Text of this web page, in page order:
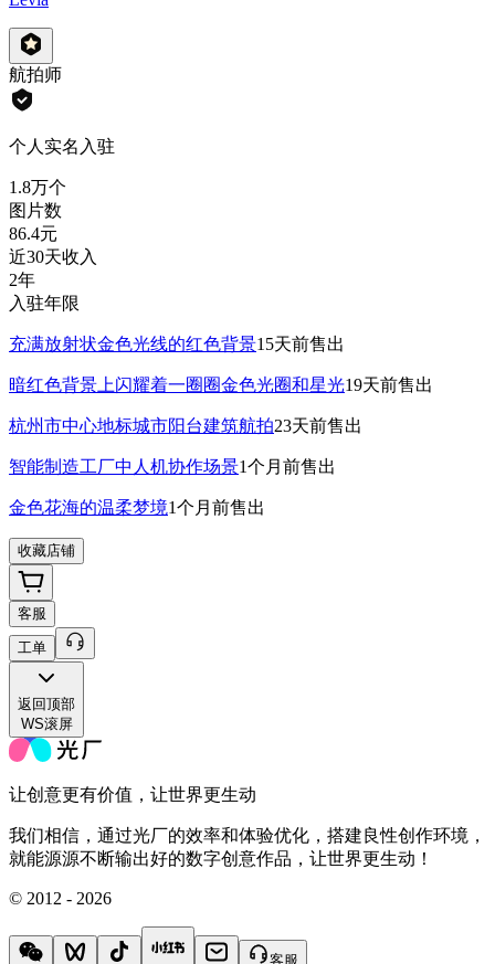
航拍师
个人实名入驻
1.8万个
图片数
86.4元
近30天收入
2年
入驻年限
充满放射状金色光线的红色背景15天前售出
暗红色背景上闪耀着一圈圈金色光圈和星光19天前售出
杭州市中心地标城市阳台建筑航拍23天前售出
智能制造工厂中人机协作场景1个月前售出
金色花海的温柔梦境1个月前售出
收藏店铺
客服
工单
返回顶部
WS滚屏
让创意更有价值，让世界更生动
我们相信，通过光厂的效率和体验优化，搭建良性创作环境，
就能源源不断输出好的数字创意作品，让世界更生动！
© 2012 - 2026
客服